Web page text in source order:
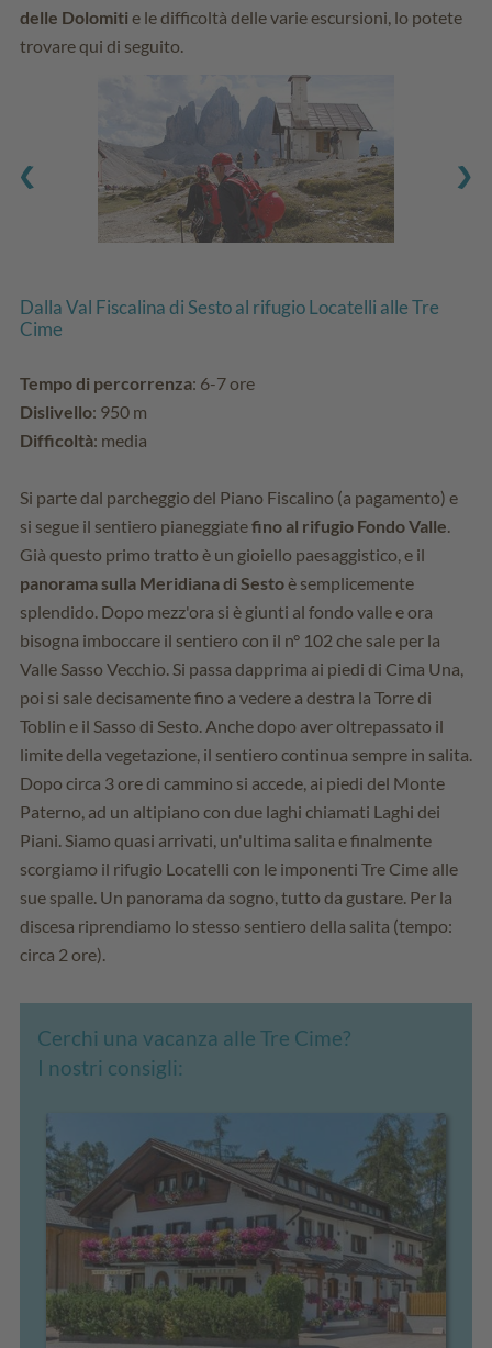
delle Dolomiti e le difficoltà delle varie escursioni, lo potete
trovare qui di seguito.
Dalla Val Fiscalina di Sesto al rifugio Locatelli alle Tre
Cime
Tempo di percorrenza: 6-7 ore
Dislivello: 950 m
Difficoltà: media
Si parte dal parcheggio del Piano Fiscalino (a pagamento) e
si segue il sentiero pianeggiatefino al rifugio Fondo Valle
Già questo primo tratto è un gioiello paesaggistico, e il
panorama sulla Meridiana di Sestoè semplicemente
splendido. Dopo mezz'ora si è giunti al fondo valle e ora
bisogna imboccare il sentiero con il n° 102 che sale per la
Valle Sasso Vecchio. Si passa dapprima ai piedi di Cima Una,
poi si sale decisamente fino a vedere a destra la Torre di
Toblin e il Sasso di Sesto. Anche dopo aver oltrepassato il
limite della vegetazione, il sentiero continua sempre in salita.
Dopo circa 3 ore di cammino si accede, ai piedi del Monte
Paterno, ad un altipiano con due laghi chiamati Laghi dei
Piani. Siamo quasi arrivati, un'ultima salita e finalmente
scorgiamo il rifugio Locatelli con le imponenti Tre Cime alle
sue spalle. Un panorama da sogno, tutto da gustare. Per la
discesa riprendiamo lo stesso sentiero della salita (tempo:
circa 2 ore).
Cerchi una vacanza alle Tre Cime?
I nostri consigli: